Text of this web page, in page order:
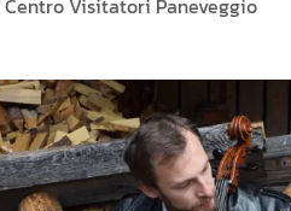
Centro Visitatori Paneveggio